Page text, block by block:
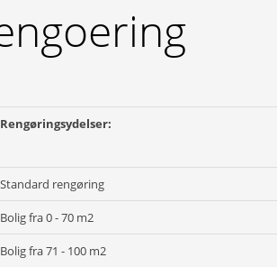
Rengøringsydelser:
Standard rengøring
Bolig fra 0 - 70 m2
Bolig fra 71 - 100 m2